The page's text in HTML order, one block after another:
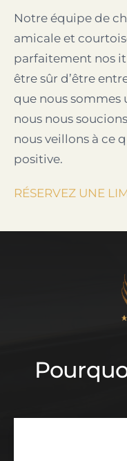
Notre équipe de
amicale et
parfaitement nos
être sûr d’être
que nous sommes
nous nous
nous veillons à ce
positive.
RÉSERVEZ UNE